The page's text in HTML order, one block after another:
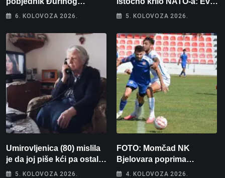
memorijala
6. KOLOVOZA 2026.
kamo odlazi 82 hrvatska
5. KOLOVOZA 2026.
Umirovljenica (80) mislila
je da joj piše kći pa ostala
bez 1000 eura
5. KOLOVOZA 2026.
FOTO: Momčad NK
Bjelovara poprima
jesenski izgled
4. KOLOVOZA 2026.